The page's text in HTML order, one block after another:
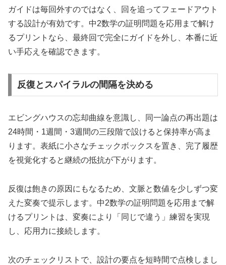
ガイドは毎回外すのではなく、回を追ってフェードアウト
する設計が有効です。中2数学の証明問題を応用まで解け
るプリントなら、最終回で完全にガイドを外し、本番に近
い手応えを確認できます。
反復とスパイラルの間隔を決める
エビングハウスの忘却曲線を意識し、同一論点の再出題は
24時間・1週間・3週間の三段階で設けると保持率が高ま
ります。表紙に小さなチェックボックスを置き、完了履歴
を視覚化すると継続の抵抗が下がります。
反復は飽きの原因にもなるため、文脈と数値を少しずつ変
えた変奏で提示します。中2数学の証明問題を応用まで解
けるプリントは、変奏により「同じで違う」練習を実現
し、応用力に接続します。
次のチェックリストで、設計の要点を短時間で点検しまし